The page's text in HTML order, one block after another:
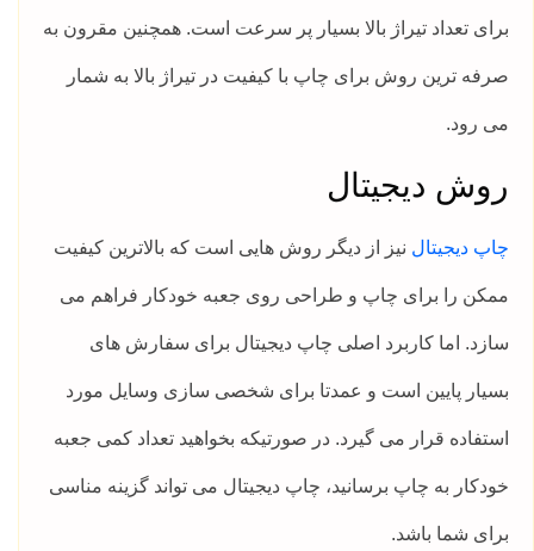
برای تعداد تیراژ بالا بسیار پر سرعت است. همچنین مقرون به
صرفه ترین روش برای چاپ با کیفیت در تیراژ بالا به شمار
می رود.
روش دیجیتال
چاپ دیجیتال نیز از دیگر روش هایی است که بالاترین کیفیت
ممکن را برای چاپ و طراحی روی جعبه خودکار فراهم می
سازد. اما کاربرد اصلی چاپ دیجیتال برای سفارش های
بسیار پایین است و عمدتا برای شخصی سازی وسایل مورد
استفاده قرار می گیرد. در صورتیکه بخواهید تعداد کمی جعبه
خودکار به چاپ برسانید، چاپ دیجیتال می تواند گزینه مناسی
برای شما باشد.